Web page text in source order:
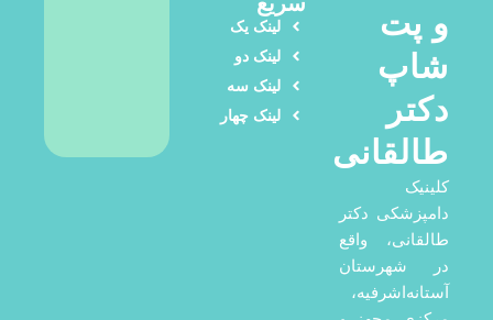
و پت
شاپ
دکتر
طالقانی
کلینیک
دامپزشکی دکتر
طالقانی، واقع
در شهرستان
آستانه‌اشرفیه،
لینک یک
لینک دو
لینک سه
لینک چهار